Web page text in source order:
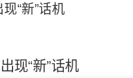
“新”话机
现“新”话机